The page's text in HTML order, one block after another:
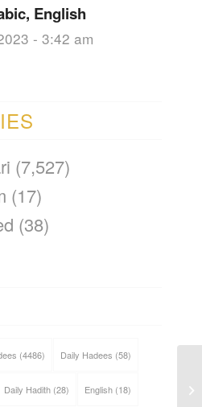
English
- 3:42 am
(7,527)
(17)
(38)
(4486) Daily Hadees (58)
Daily Hadith(28) English(18)